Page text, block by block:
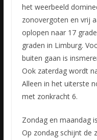
het weerbeeld
zonovergoten en vrij
oplopen naar 17
graden in Limburg.
buiten gaan is
Ook zaterdag wordt
Alleen in het uiterste
met zonkracht 6.
Zondag en maandag
Op zondag schijnt de